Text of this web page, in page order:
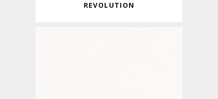
REVOLUTION